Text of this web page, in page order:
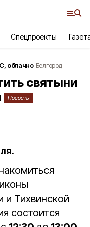
Спецпроекты
облачно Белгород
святыни
Новость
и Тихвинской
состоится